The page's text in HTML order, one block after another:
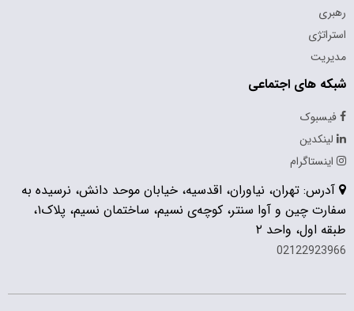
رهبری
استراتژی
مدیریت
شبکه های اجتماعی
فیسبوک
لینکدین
اینستاگرام
آدرس: تهران، نیاوران، اقدسیه، خیابان موحد دانش، نرسیده به
سفارت چین و آوا سنتر، کوچه‌ی نسیم، ساختمان نسیم، پلاک۱،
طبقه اول، واحد ۲
02122923966